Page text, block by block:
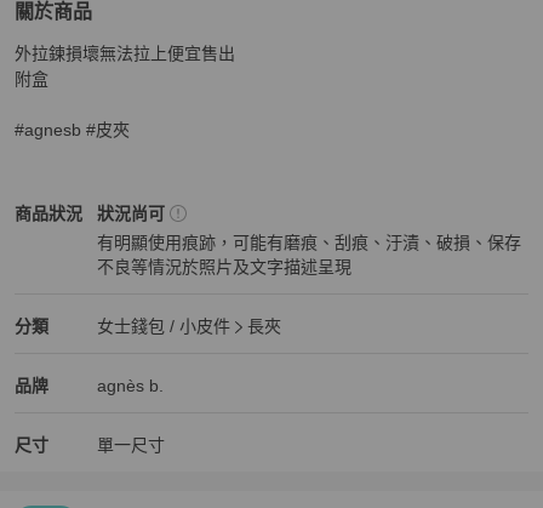
關於商品
關於Agnes. b 紅皮夾 外拉鍊壞 L875VLW1/ GW09A-04
外拉鍊損壞無法拉上便宜售出
附盒
#agnesb #皮夾
商品狀況
agnès b.女士錢包 / 小皮件
狀況尚可
有明顯使用痕跡，可能有磨痕、刮痕、汙漬、破損、保存
不良等情況於照片及文字描述呈現
分類
agnès b. 女士錢包 / 小皮件分類資訊
女士錢包 / 小皮件
長夾
品牌
agnès b. 精品女士錢包 / 小皮件
agnès b.
agnès b. 推薦清單
尺寸 單一尺寸